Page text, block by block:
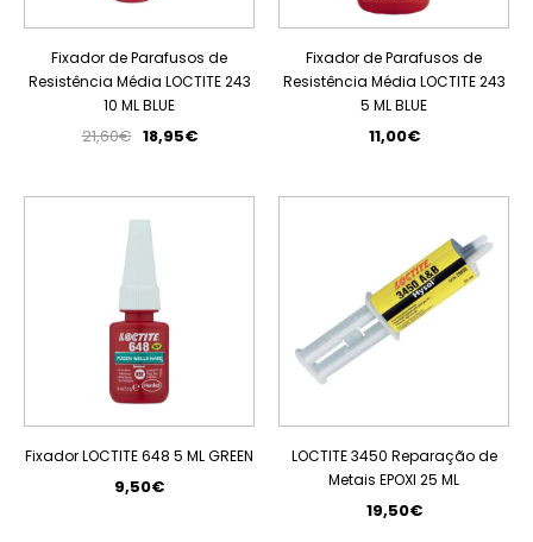
Fixador de Parafusos de
Resistência Média LOCTITE 243
10 ML BLUE
21,60€ 18,95€
Fixador de Parafusos de
Resistência Média LOCTITE 243
5 ML BLUE
11,00€
Fixador LOCTITE 648 5 ML GREEN
9,50€
LOCTITE 3450 Reparação de
Metais EPOXI 25 ML
19,50€